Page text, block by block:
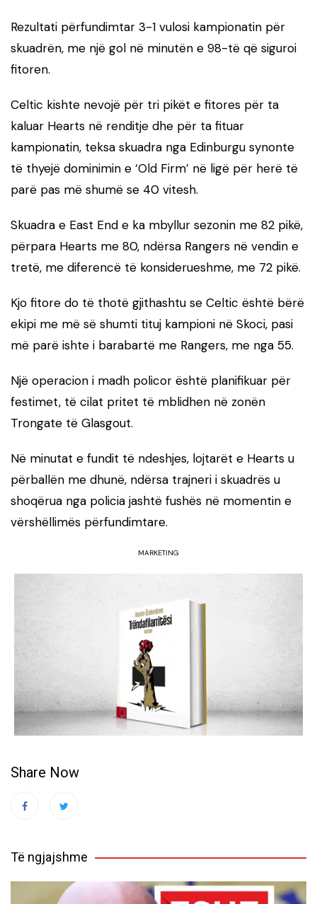
Rezultati përfundimtar 3-1 vulosi kampionatin për
skuadrën, me një gol në minutën e 98-të që siguroi
fitoren.
Celtic kishte nevojë për tri pikët e fitores për ta
kaluar Hearts në renditje dhe për ta fituar
kampionatin, teksa skuadra nga Edinburgu synonte
të thyejë dominimin e ‘Old Firm’ në ligë për herë të
parë pas më shumë se 40 vitesh.
Skuadra e East End e ka mbyllur sezonin me 82 pikë,
përpara Hearts me 80, ndërsa Rangers në vendin e
tretë, me diferencë të konsiderueshme, me 72 pikë.
Kjo fitore do të thotë gjithashtu se Celtic është bërë
ekipi me më së shumti tituj kampioni në Skoci, pasi
më parë ishte i barabartë me Rangers, me nga 55.
Një operacion i madh policor është planifikuar për
festimet, të cilat pritet të mblidhen në zonën
Trongate të Glasgout.
Në minutat e fundit të ndeshjes, lojtarët e Hearts u
përballën me dhunë, ndërsa trajneri i skuadrës u
shoqërua nga policia jashtë fushës në momentin e
vërshëllimës përfundimtare.
MARKETING
Share Now
Të ngjajshme